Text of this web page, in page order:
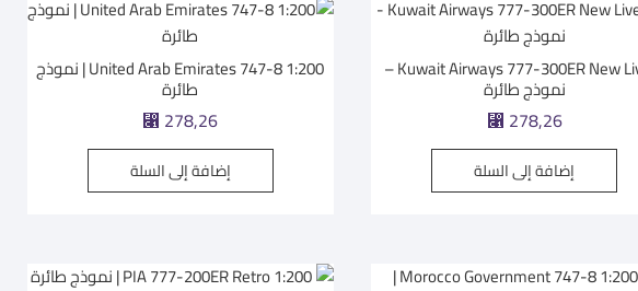
Kuwait Airways 777-300ER New Livery –
نموذج طائرة
⃁ 278,26
إضافة إلى السلة
United Arab Emirates 747-8 1:200 | نموذج
طائرة
⃁ 278,26
إضافة إلى السلة